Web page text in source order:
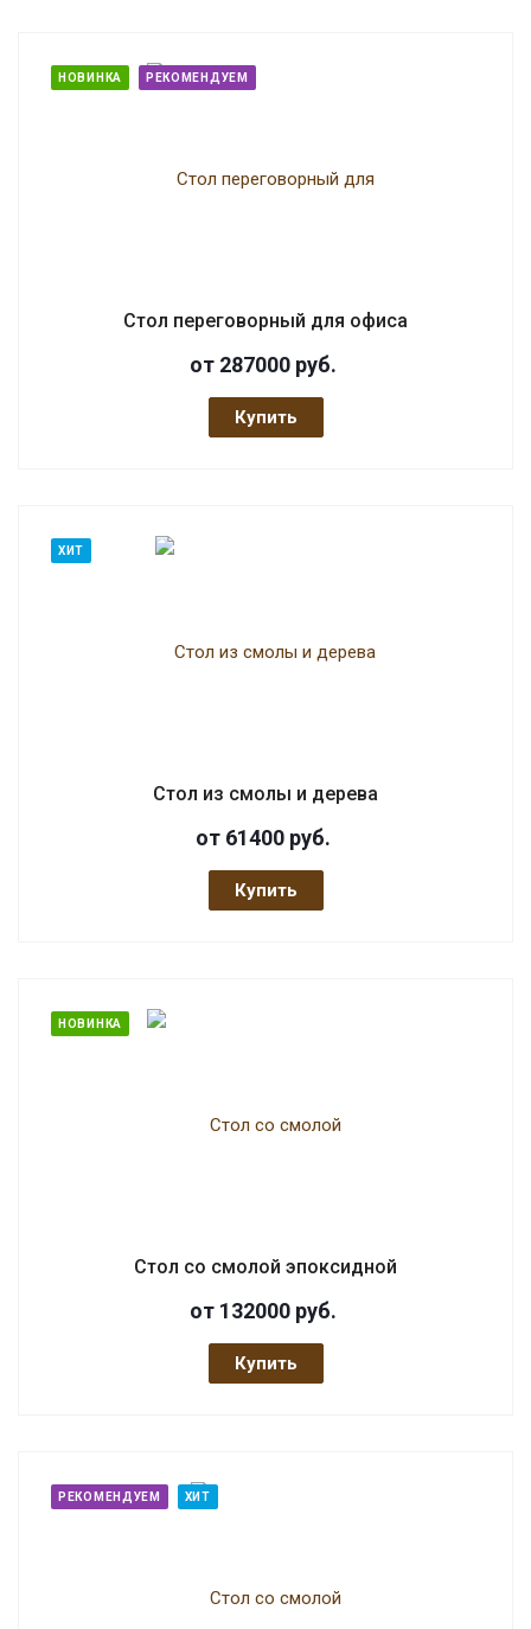
НОВИНКА РЕКОМЕНДУЕМ
Стол переговорный для офиса
от 287000 руб.
Купить
ХИТ
Стол из смолы и дерева
от 61400 руб.
Купить
НОВИНКА
Стол со смолой эпоксидной
от 132000 руб.
Купить
РЕКОМЕНДУЕМ ХИТ